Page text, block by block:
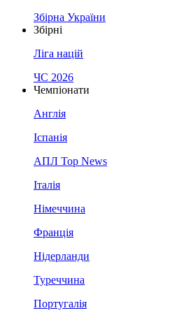
Збірна України
Збірні
Ліга націй
ЧС 2026
Чемпіонати
Англія
Іспанія
АПЛ Top News
Італія
Німеччина
Франція
Нідерланди
Туреччина
Португалія